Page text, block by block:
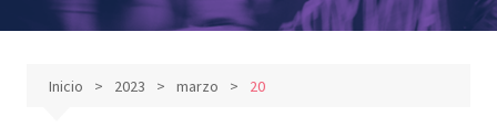
Inicio 2023 marzo 20